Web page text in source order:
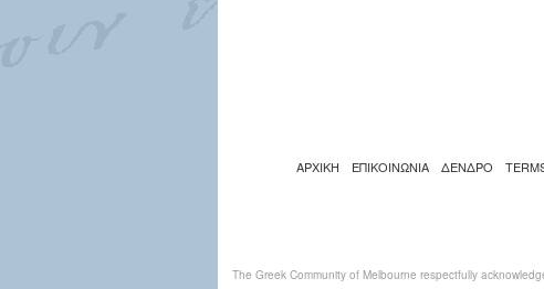
ΑΡΧΙΚΗ ΕΠΙΚΟΙΝΩΝΙΑ ΔΕΝΔΡΟ
The Greek Community of Melbourne respectfully